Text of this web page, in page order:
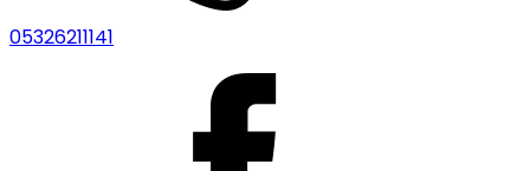
05326211141